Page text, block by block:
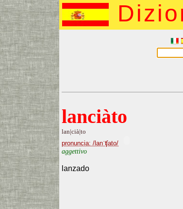
lanciàto
lan|cià|to
pronuncia: /lanˈʧato/
aggettivo
lanzado